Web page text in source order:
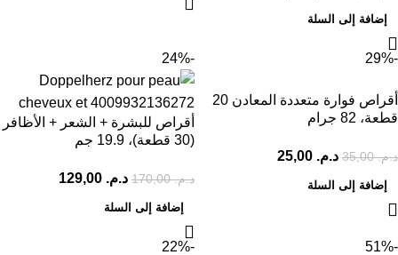
إضافة إلى السلة
-29%
أقراص فوارة متعددة المعادن 20
قطعة، 82 جرام
د.م.35,00 د.م.
إضافة إلى السلة
-24%
أقراص للبشرة + الشعر + الأظافر
(30 قطعة)، 19.9 جم
د.م.170,00 د.م.
إضافة إلى السلة
-51%
-22%